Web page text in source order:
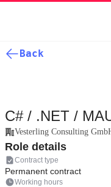
Back
C# / .NET /
Vesterling Consulting
Role details
Contract type
Permanent contract
Working hours